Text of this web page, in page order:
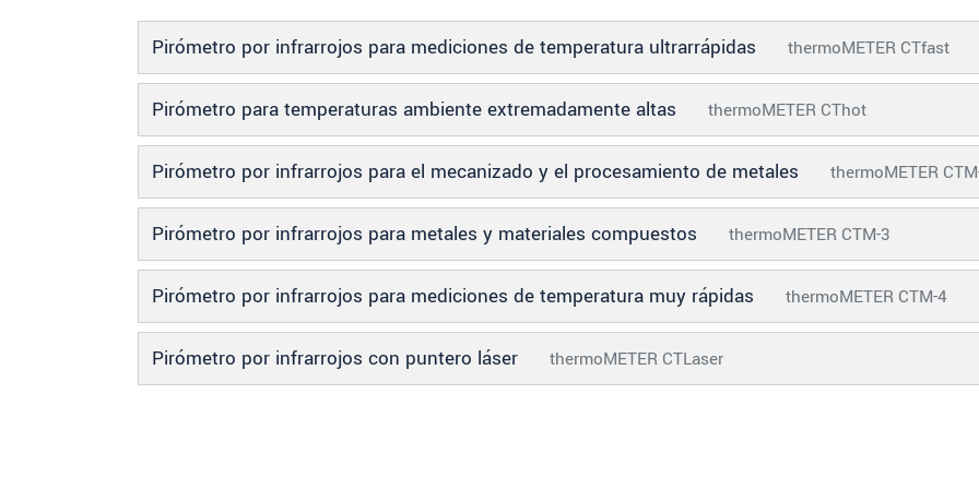
Pirómetro por infrarrojos para mediciones de temperatura ultrarrápidas thermoMETER CTfast
Pirómetro para temperaturas ambiente extremadamente altas thermoMETER CThot
Pirómetro por infrarrojos para el mecanizado y el procesamiento de metales thermoMETER
Pirómetro por infrarrojos para metales y materiales compuestos thermoMETER CTM-3
Pirómetro por infrarrojos para mediciones de temperatura muy rápidas thermoMETER CTM-4
Pirómetro por infrarrojos con puntero láser thermoMETER CTLaser